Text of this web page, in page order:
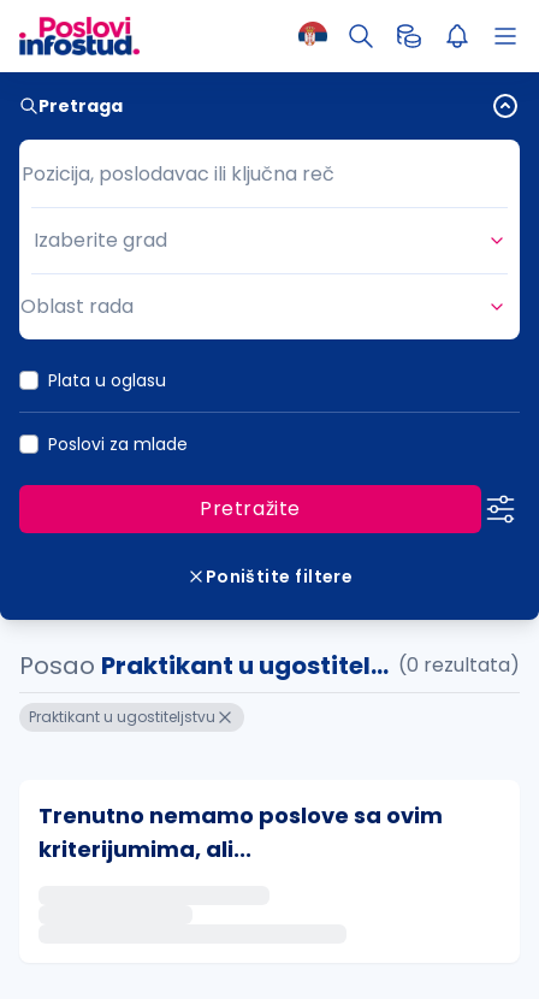
Pretraga
Pozicija, poslodavac ili ključna reč
Pozicija, poslodavac ili ključna reč
Grad
Izaberite grad
Oblast rada
Plata u oglasu
Poslovi za mlade
Pretražite
Poništite filtere
Posao Praktikant u ugostitel... (0 rezultata)
Praktikant u ugostiteljstvu
Trenutno nemamo poslove sa ovim
kriterijumima, ali...